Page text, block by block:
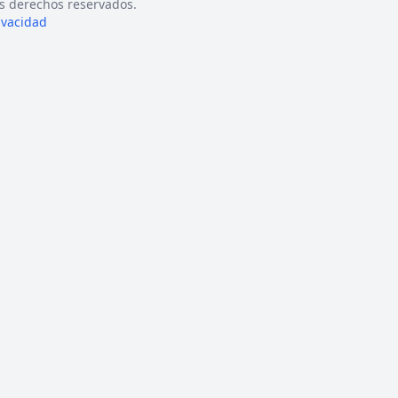
derechos reservados.